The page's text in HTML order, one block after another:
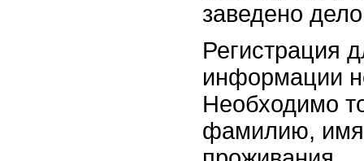
заведено
Регистрация
информации
Необходимо
фамилию,